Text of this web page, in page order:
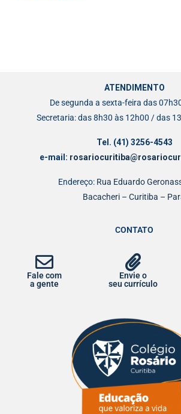
ATENDIMENTO
De segunda a sexta-feira das
Secretaria: das 8h30 às 12h00 / das
Tel. (41) 3256-4543
e-mail:
Endereço: Rua Eduardo
Bacacheri – Curitiba –
CONTATO
Fale com
a gente
Envie o
seu currículo